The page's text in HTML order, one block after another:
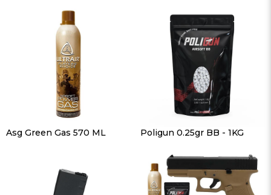
Asg Green Gas 570 ML Poligun 0.25gr BB - 1KG